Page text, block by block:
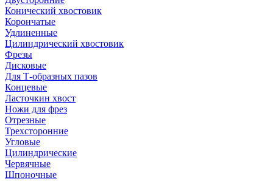
Конический хвостовик
Корончатые
Удлиненные
Цилиндрический хвостовик
Фрезы
Дисковые
Для Т-образных пазов
Концевые
Ласточкин хвост
Ножи для фрез
Отрезные
Трехсторонние
Угловые
Цилиндрические
Червячные
Шпоночные